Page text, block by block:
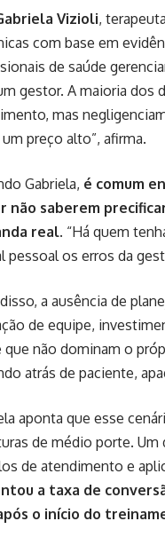
Vizioli,
com base em
de saúde
gestor. A maioria dos
mas
preço alto”, afirma.
Gabriela, é comum
não saberem
real. “Há quem
pessoal os erros da
a ausência de
de equipe,
que não dominam o
atrás de paciente,
aponta que esse
de médio porte. Um
de atendimento e
a taxa de
o início do